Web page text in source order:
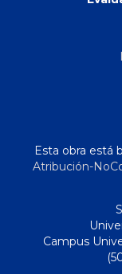
Esta obra está
Atribución-
Campus